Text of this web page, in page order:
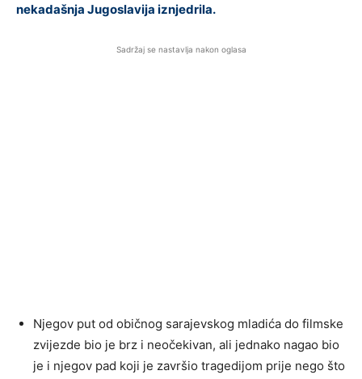
nekadašnja Jugoslavija iznjedrila.
Sadržaj se nastavlja nakon oglasa
Njegov put od običnog sarajevskog mladića do filmske
zvijezde bio je brz i neočekivan, ali jednako nagao bio
je i njegov pad koji je završio tragedijom prije nego što